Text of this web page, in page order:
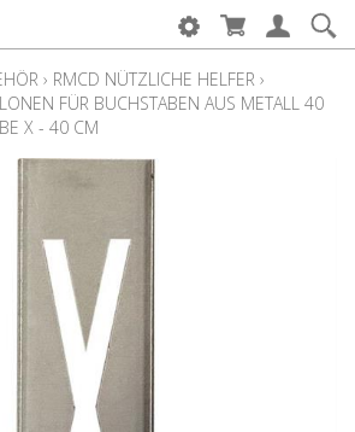
› RMCD NÜTZLICHE HELFER ›
FÜR BUCHSTABEN AUS METALL 40
X - 40 CM